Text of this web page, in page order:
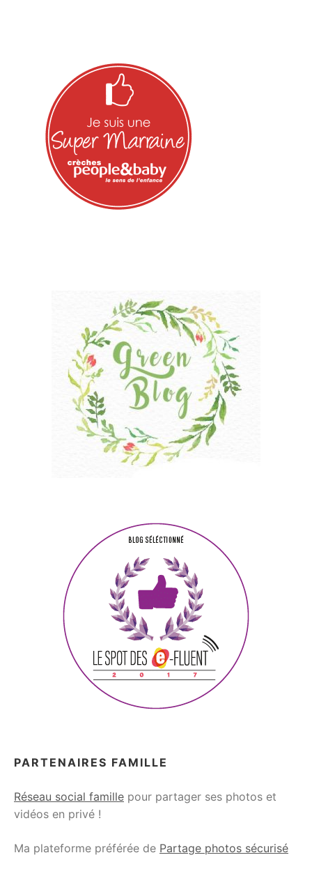
PARTENAIRES FAMILLE
Réseau social famille pour partager ses photos et
vidéos en privé !
Ma plateforme préférée de Partage photos sécurisé